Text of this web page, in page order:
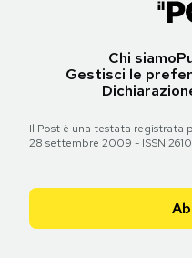
Chi siamo
Gestisci le
Il Post è una testata registrata
28 settembre 2009 - ISSN